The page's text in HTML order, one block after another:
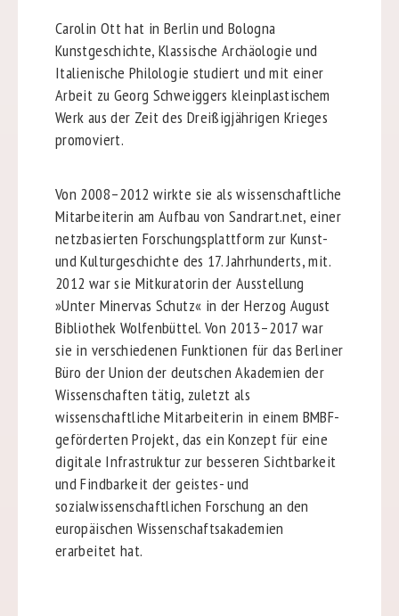
Carolin Ott hat in Berlin und Bologna
Kunstgeschichte, Klassische Archäologie und
Italienische Philologie studiert und mit einer
Arbeit zu Georg Schweiggers kleinplastischem
Werk aus der Zeit des Dreißigjährigen Krieges
promoviert.
Von 2008–2012 wirkte sie als wissenschaftliche
Mitarbeiterin am Aufbau von Sandrart.net, einer
netzbasierten Forschungsplattform zur Kunst-
und Kulturgeschichte des 17. Jahrhunderts, mit.
2012 war sie Mitkuratorin der Ausstellung
»Unter Minervas Schutz« in der Herzog August
Bibliothek Wolfenbüttel. Von 2013–2017 war
sie in verschiedenen Funktionen für das Berliner
Büro der Union der deutschen Akademien der
Wissenschaften tätig, zuletzt als
wissenschaftliche Mitarbeiterin in einem BMBF-
geförderten Projekt, das ein Konzept für eine
digitale Infrastruktur zur besseren Sichtbarkeit
und Findbarkeit der geistes- und
sozialwissenschaftlichen Forschung an den
europäischen Wissenschaftsakademien
erarbeitet hat.